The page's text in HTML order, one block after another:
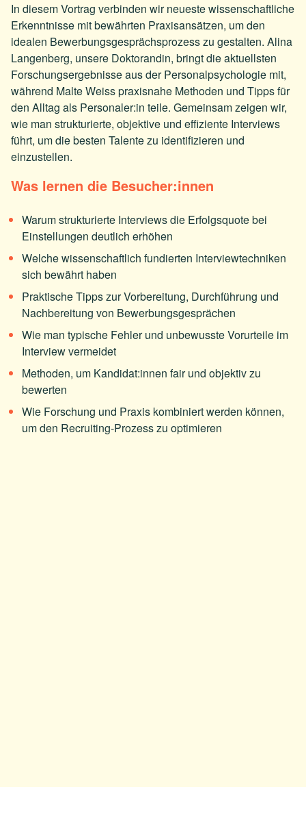
In diesem Vortrag verbinden wir neueste wissenschaftliche
Erkenntnisse mit bewährten Praxisansätzen, um den
idealen Bewerbungsgesprächsprozess zu gestalten. Alina
Langenberg, unsere Doktorandin, bringt die aktuellsten
Forschungsergebnisse aus der Personalpsychologie mit,
während Malte Weiss praxisnahe Methoden und Tipps für
den Alltag als Personaler:in teile. Gemeinsam zeigen wir,
wie man strukturierte, objektive und effiziente Interviews
führt, um die besten Talente zu identifizieren und
einzustellen.
Was lernen die Besucher:innen
Warum strukturierte Interviews die Erfolgsquote bei
Einstellungen deutlich erhöhen
Welche wissenschaftlich fundierten Interviewtechniken
sich bewährt haben
Praktische Tipps zur Vorbereitung, Durchführung und
Nachbereitung von Bewerbungsgesprächen
Wie man typische Fehler und unbewusste Vorurteile im
Interview vermeidet
Methoden, um Kandidat:innen fair und objektiv zu
bewerten
Wie Forschung und Praxis kombiniert werden können,
um den Recruiting-Prozess zu optimieren